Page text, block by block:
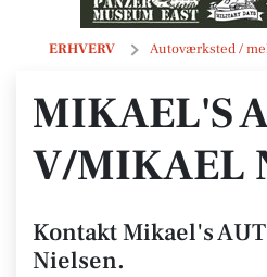
ERHVERV Autoværksted /
Mikael's AUTO v/Mikael
MIKAEL'S
V/MIKAEL
Kontakt Mikael's
Nielsen.